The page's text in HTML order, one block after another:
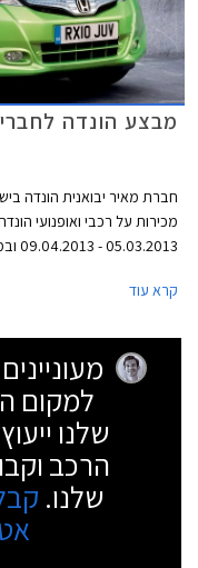
מבצע הונדה
חברת מאיר יבואנית הונדה
מכירות על רכבי ואופנועי
ברכישת אביזרים נוספים,
קרא עוד
למקום
שלנו
הרכב
שלנו.